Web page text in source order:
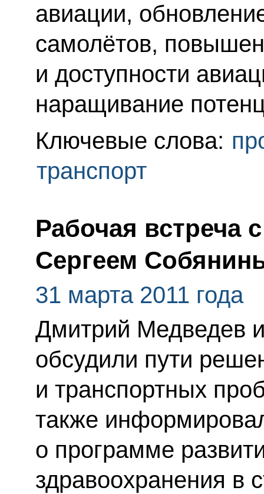
авиации,
самолётов,
и доступности
наращивание
Ключевые слова:
транспорт
Рабочая встреча
Сергеем
31 марта 2011 года
Дмитрий Медведев
обсудили пути
и транспортных
также
о программе
здравоохранения в